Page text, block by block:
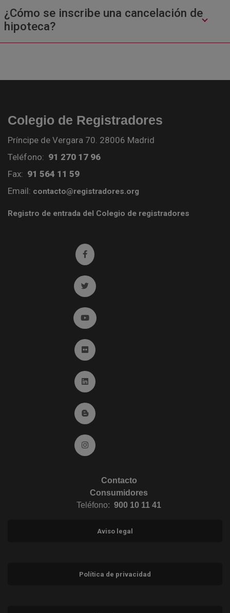
¿Cómo se inscribe una cancelación de
hipoteca?
Colegio de Registradores
Príncipe de Vergara 70. 28006 Madrid
Teléfono: 91 270 17 96
Fax: 91 564 11 59
Email: contacto@registradores.org
Registro de entrada del Colegio de registradores
Ir a facebook (abre en ventana nueva)
Ir a twitter (abre en ventana nueva)
Ir a YouTube (abre en ventana nueva)
Ir a Flickr (abre en ventana nueva)
Ir a Linkedin (abre en ventana nueva)
Ir al Blog (abre en ventana nueva)
Ir a Instagram (abre en ventana nueva)
Contacto
Consumidores
Teléfono: 900 10 11 41
Aviso legal
Política de privacidad